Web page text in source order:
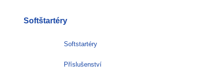
Softštartéry
Softstartéry
Příslušenství